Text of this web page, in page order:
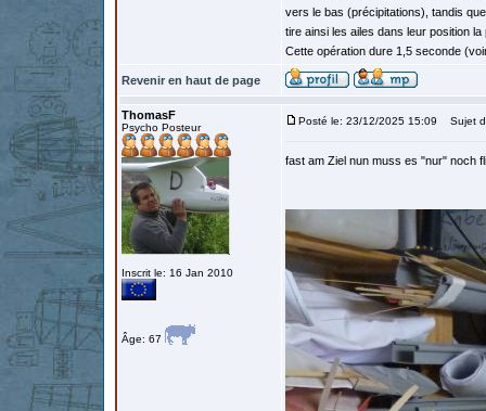
vers le bas (précipitations), tandis
tire ainsi les ailes dans leur position
Cette opération dure 1,5 seconde
Revenir en haut de page
ThomasF
Psycho Posteur
Inscrit le: 16 Jan 2010
Âge: 67
Posté le: 23/12/2025 15:09 Sujet
fast am Ziel nun muss es "nur" noch